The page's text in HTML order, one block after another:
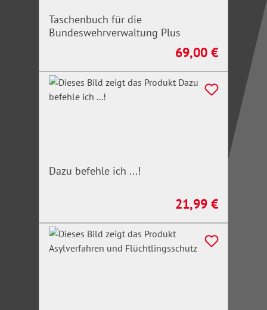
Taschenbuch für die
Bundeswehrverwaltung Plus
Regulärer Preis:
69,00 €
Dazu befehle ich ...!
Regulärer Preis:
21,99 €